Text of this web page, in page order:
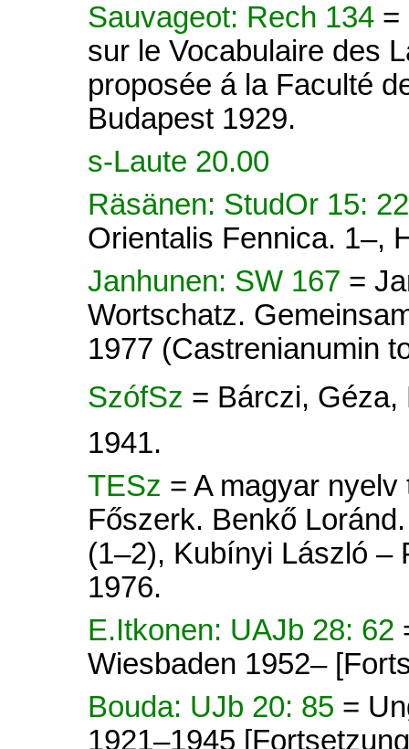
Sauvageot: Rech 134 =
sur le Vocabulaire des
proposée á la Faculté
Budapest 1929.
s-Laute 20.00
Räsänen: StudOr 15:
Orientalis Fennica. 1–,
Janhunen: SW 167 =
Wortschatz.
1977 (Castrenianumin
SzófSz = Bárczi, Géza,
1941.
TESz = A magyar
Főszerk. Benkő
(1–2), Kubínyi László –
1976.
E.Itkonen: UAJb 28: 62
Wiesbaden 1952–
Bouda: UJb 20: 85 =
1921–1945